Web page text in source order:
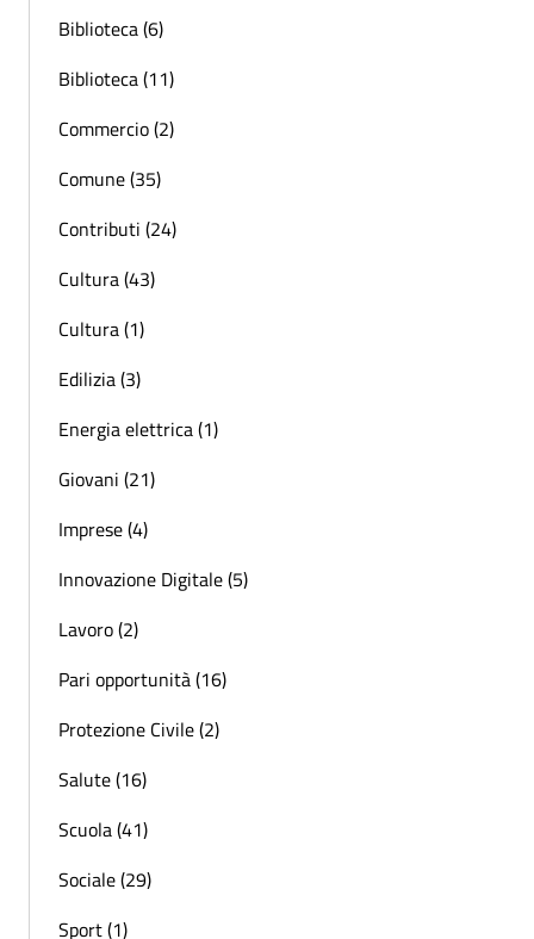
Biblioteca (6)
Biblioteca (11)
Commercio (2)
Comune (35)
Contributi (24)
Cultura (43)
Cultura (1)
Edilizia (3)
Energia elettrica (1)
Giovani (21)
Imprese (4)
Innovazione Digitale (5)
Lavoro (2)
Pari opportunità (16)
Protezione Civile (2)
Salute (16)
Scuola (41)
Sociale (29)
Sport (1)